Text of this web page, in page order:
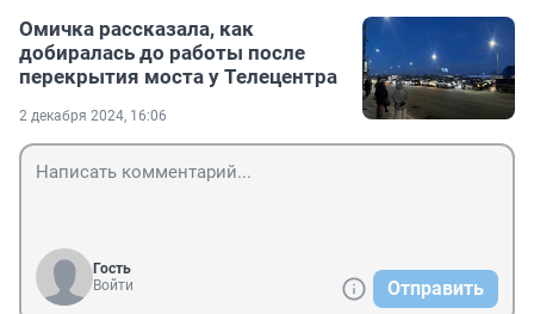
Омичка рассказала, как
добиралась до работы после
перекрытия моста у Телецентра
2 декабря 2024, 16:06
Гость
Войти
Отправить